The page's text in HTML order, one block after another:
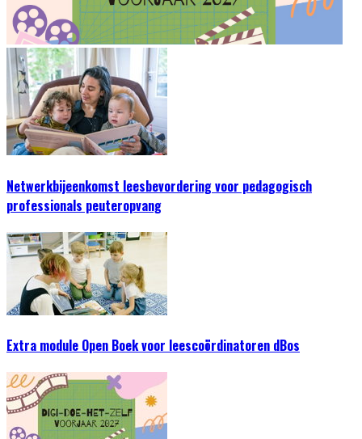
Netwerkbijeenkomst leesbevordering voor pedagogisch
professionals peuteropvang
Extra module Open Boek voor leescoördinatoren dBos